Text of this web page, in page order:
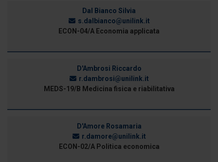
Dal Bianco Silvia
s.dalbianco@unilink.it
ECON-04/A Economia applicata
D'Ambrosi Riccardo
r.dambrosi@unilink.it
MEDS-19/B Medicina fisica e riabilitativa
D'Amore Rosamaria
r.damore@unilink.it
ECON-02/A Politica economica